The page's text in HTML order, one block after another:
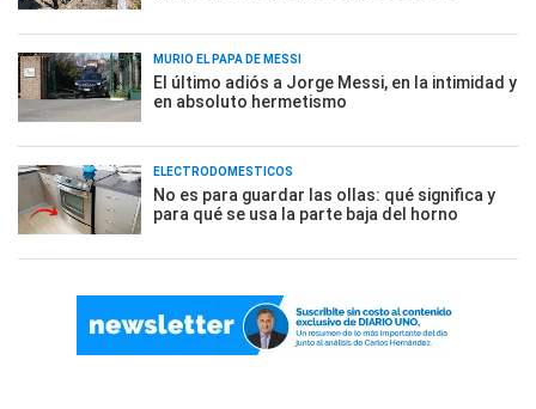
MURIÓ EL PAPÁ DE MESSI
El último adiós a Jorge Messi, en la intimidad y
en absoluto hermetismo
ELECTRODOMÉSTICOS
No es para guardar las ollas: qué significa y
para qué se usa la parte baja del horno